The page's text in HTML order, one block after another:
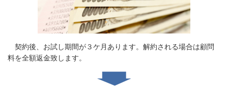
契約後、お試し期間が３ケ月あります。解約される場合は顧問
料を全額返金致します。